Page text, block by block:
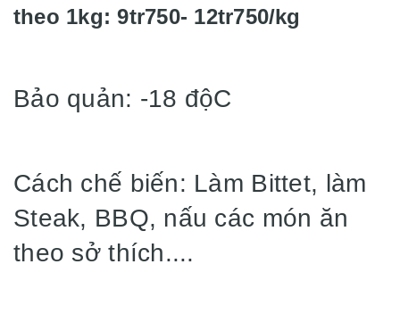
theo 1kg: 9tr750- 12tr750/kg
Bảo quản: -18 độC
Cách chế biến: Làm Bittet, làm
Steak, BBQ, nấu các món ăn
theo sở thích....